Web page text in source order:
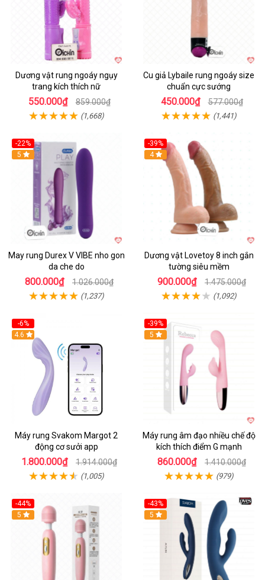
Dương vật rung ngoáy ngụy
trang kích thích nữ
550.000₫ 859.000₫
(1,668)
Cu giả Lybaile rung ngoáy size
chuẩn cực sướng
450.000₫ 577.000₫
(1,441)
-22%
Hot
5
May rung Durex V VIBE nho gon
da che do
800.000₫ 1.026.000₫
(1,237)
-39%
Hot
4
Dương vật Lovetoy 8 inch gắn
tường siêu mềm
900.000₫ 1.475.000₫
(1,092)
-6%
4.6
Máy rung Svakom Margot 2
động cơ sưởi app
1.800.000₫ 1.914.000₫
(1,005)
-39%
Hot
5
Máy rung âm đạo nhiều chế độ
kích thích điểm G mạnh
860.000₫ 1.410.000₫
(979)
-44%
Hot
5
-43%
Hot
5